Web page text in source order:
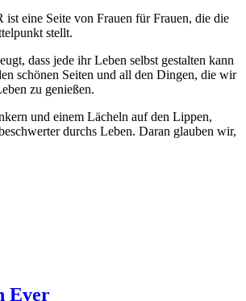
eine Seite von Frauen für Frauen, die die
stellt.
dass jede ihr Leben selbst gestalten kann
schönen Seiten und all den Dingen, die wir
zu genießen.
und einem Lächeln auf den Lippen,
durchs Leben. Daran glauben wir,